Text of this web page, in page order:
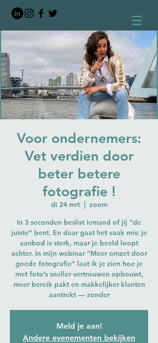
Voor ondernemers:
Vet verdien door
beter betere
fotografie !
di 24 mrt
  |
zoom
In 3 seconden beslist iemand of jij “de
juiste” bent. En daar gaat het vaak mis: je
aanbod is sterk, maar je beeld loopt
achter. In mijn webinar “Meer omzet door
goede fotografie” laat ik je zien hoe je
met foto’s sneller vertrouwen opbouwt,
meer bereik pakt en makkelijker klanten
aantrekt — zonder
Meld je aan!
Andere evenementen bekijken